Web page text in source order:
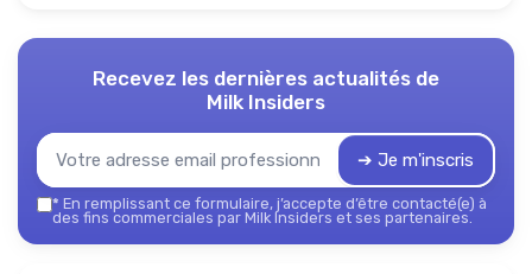
Recevez les dernières actualités de
Milk Insiders
➔ Je m'inscris
* En remplissant ce formulaire, j’accepte d’être contacté(e) à
des fins commerciales par Milk Insiders et ses partenaires.